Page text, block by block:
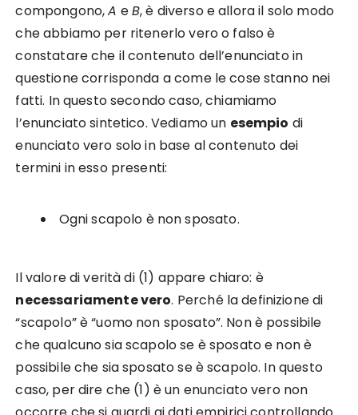
compongono,A eB, è diverso e allora il solo modo
che abbiamo per ritenerlo vero o falso è
constatare che il contenuto dell’enunciato in
questione corrisponda a come le cose stanno nei
fatti. In questo secondo caso, chiamiamo
l’enunciato sintetico. Vediamo un esempio di
enunciato vero solo in base al contenuto dei
termini in esso presenti:
Ogni scapolo è non sposato.
Il valore di verità di (1) appare chiaro: è
necessariamente vero. Perché la definizione di
“scapolo” è “uomo non sposato”. Non è possibile
che qualcuno sia scapolo se è sposato e non è
possibile che sia sposato se è scapolo. In questo
caso, per dire che (1) è un enunciato vero non